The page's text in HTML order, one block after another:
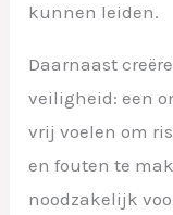
kunnen leiden.
Daarnaast
veiligheid: een
vrij voelen om
en fouten te
noodzakelijk